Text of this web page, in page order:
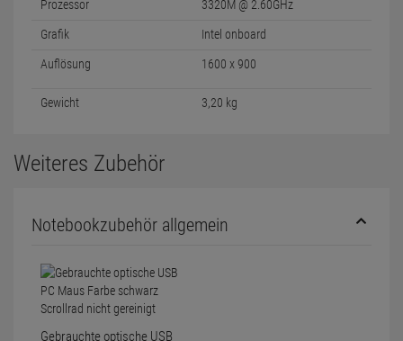
Prozessor 3320M @ 2.60GHz
Grafik Intel onboard
Auflösung 1600 x 900
Gewicht 3,20 kg
Weiteres Zubehör
Notebookzubehör allgemein
Gebrauchte optische USB